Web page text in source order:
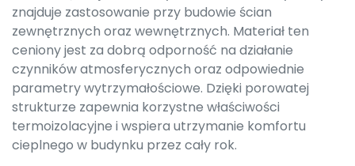
znajduje zastosowanie przy budowie ścian
zewnętrznych oraz wewnętrznych. Materiał ten
ceniony jest za dobrą odporność na działanie
czynników atmosferycznych oraz odpowiednie
parametry wytrzymałościowe. Dzięki porowatej
strukturze zapewnia korzystne właściwości
termoizolacyjne i wspiera utrzymanie komfortu
cieplnego w budynku przez cały rok.